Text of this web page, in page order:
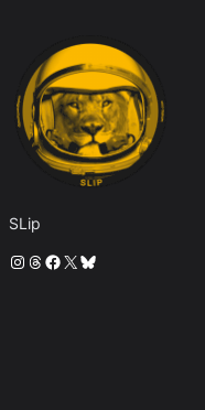
SLip
Instagram
Threads
Facebook
X Bluesky